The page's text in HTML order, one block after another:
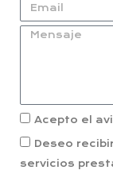
Acepto el
Deseo
servicios